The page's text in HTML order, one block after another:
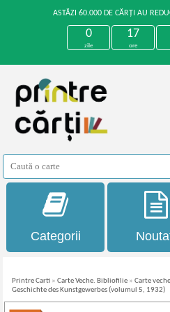
ASTĂZI 60.000 DE CĂRȚI AU
0
zile
17
ore
Categorii
Printre Carti »Carte Veche. Bibliofilie »Carte veche
Geschichte des Kunstgewerbes (volumul 5, 1932)